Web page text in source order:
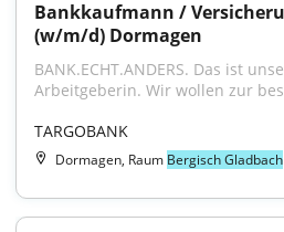
Bankkaufmann /
(w/m/d) Dormagen
BANK.ECHT.ANDERS. Das ist
Arbeitgeberin. Wir wollen zur
TARGOBANK
Dormagen, Raum Bergisch Gladbach